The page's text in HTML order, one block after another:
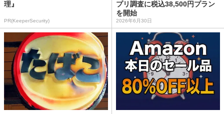
理』
PR(KeeperSecurity)
プリ調査に税込38,500円プラン
を開始
2026年6月30日